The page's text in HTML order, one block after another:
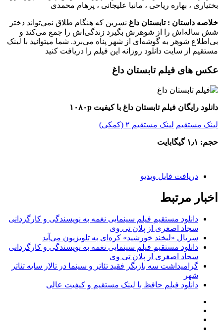
بختیاری ، بهاره ریاحی ، مانیا علیجانی ، پرهام محمدی
خلاصه داستان : تابستان داغ نسرین که هنگام طلاق نمی‌تواند دختر
شش ‌ساله‌اش را از شوهرش بگیرد زندگی‌اش را جمع می‌کند و
بی‌اطلاع شوهر به گوشه‌ای از شهر پناه می‌برد. شما میتوانید با لینک
مستقیم از سایت دانلود روزانه این فیلم را دریافت کنید
عکس های فیلم تابستان داغ
دانلود رایگان فیلم تابستان داغ با کیفیت ۱۰۸۰p
لینک مستقیم لینک مستقیم ۲ (کمکی)
حجم: ۱٫۱ گیگابایت
دريافت فایل ویدیو
اخبار مرتبط
دانلود مستقیم فیلم سینمایی نغمه به نویسندگی و کارگردانی
سجاد اصغری از پلان تی وی
سریال «لبخند خورشید» کره‌ای‌ به تلویزیون می‌آید
دانلود مستقیم فیلم سینمایی نغمه به نویسندگی و کارگردانی
سجاد اصغری از پلان تی وی
گرامیداشت سه بازیگر فقید تئاتر و سینما در تالار سایه تئاتر
شهر
دانلود فیلم حافظ با لینک مستقیم و کیفیت عالی